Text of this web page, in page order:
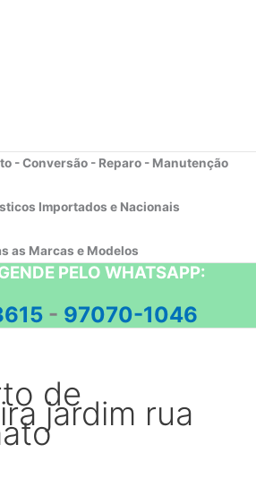
- Conversão - Reparo - Manutenção
Importados e Nacionais
as Marcas e Modelos
PELO WHATSAPP:
- 97070-1046
de
jardim rua